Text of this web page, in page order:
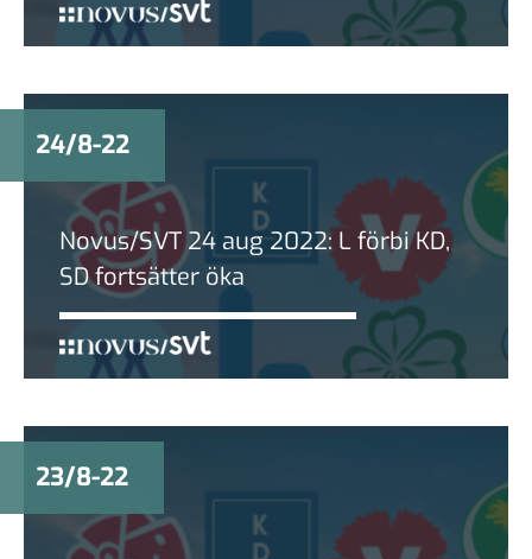
24/8-22
Novus/SVT 24 aug 2022: L förbi KD,
SD fortsätter öka
23/8-22